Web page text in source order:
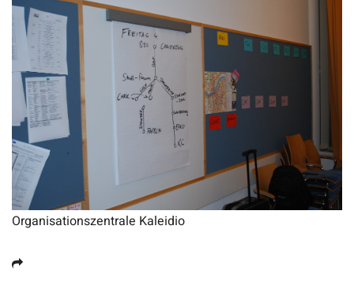
Organisationszentrale Kaleidio